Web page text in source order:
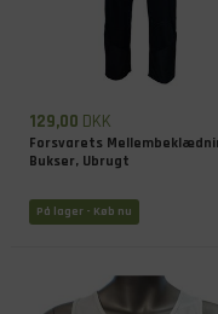
129,00 DKK
Forsvarets
Bukser, Ubrugt
På lager - Køb nu